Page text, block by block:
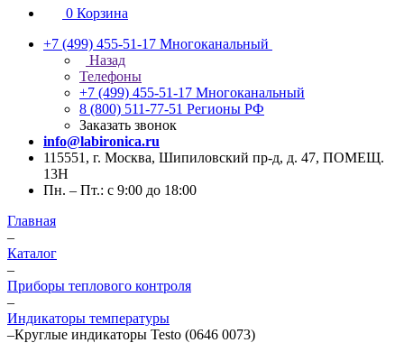
0 Корзина
+7 (499) 455-51-17 Многоканальный
Назад
Телефоны
+7 (499) 455-51-17 Многоканальный
8 (800) 511-77-51 Регионы РФ
Заказать звонок
info@labironica.ru
115551, г. Москва, Шипиловский пр-д, д. 47, ПОМЕЩ.
13Н
Пн. – Пт.: с 9:00 до 18:00
Главная
–
Каталог
–
Приборы теплового контроля
–
Индикаторы температуры
–Круглые индикаторы Testo (0646 0073)